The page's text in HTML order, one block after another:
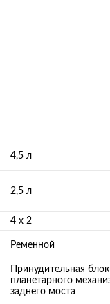
4,5 л
2,5 л
4 х 2
Ременной
Принудительная
планетарного
заднего моста